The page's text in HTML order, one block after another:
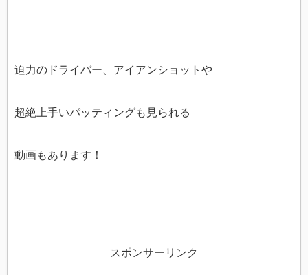
迫力のドライバー、アイアンショットや
超絶上手いパッティングも見られる
動画もあります！
スポンサーリンク